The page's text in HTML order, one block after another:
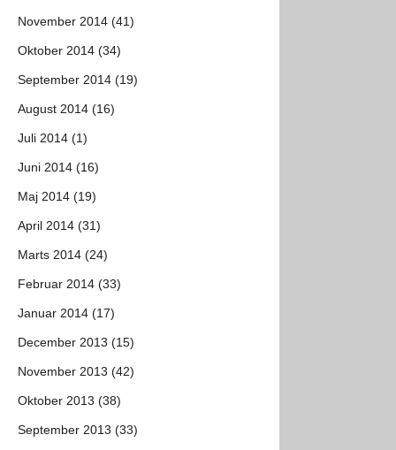
November 2014 (41)
Oktober 2014 (34)
September 2014 (19)
August 2014 (16)
Juli 2014 (1)
Juni 2014 (16)
Maj 2014 (19)
April 2014 (31)
Marts 2014 (24)
Februar 2014 (33)
Januar 2014 (17)
December 2013 (15)
November 2013 (42)
Oktober 2013 (38)
September 2013 (33)